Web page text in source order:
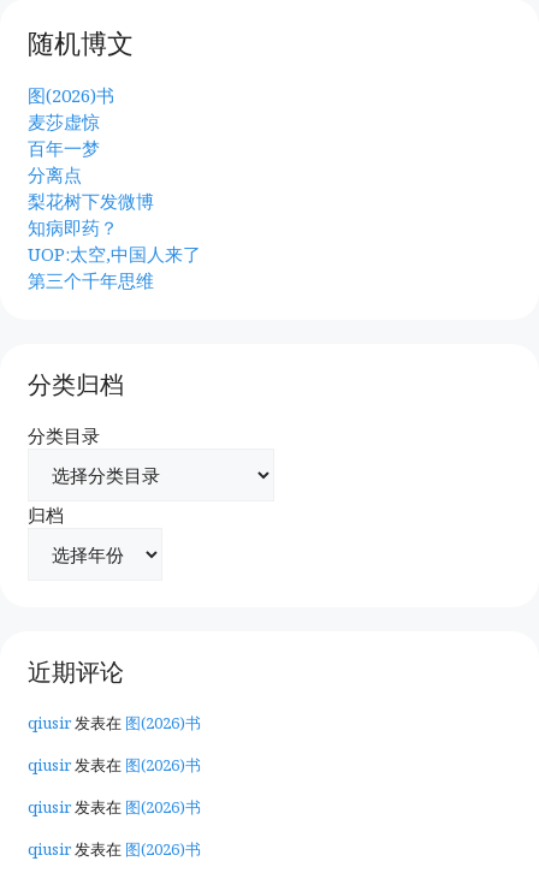
随机博文
图(2026)书
麦莎虚惊
百年一梦
分离点
梨花树下发微博
知病即药？
UOP:太空,中国人来了
第三个千年思维
分类归档
分类目录
归档
近期评论
qiusir发表在 图(2026)书
qiusir发表在 图(2026)书
qiusir发表在 图(2026)书
qiusir发表在 图(2026)书